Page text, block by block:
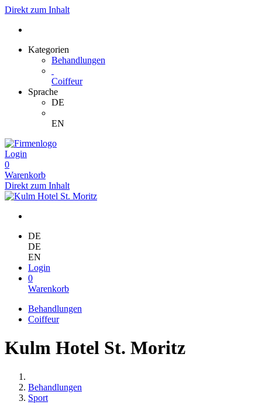
Direkt zum Inhalt
Kategorien
Behandlungen
Coiffeur
Sprache
DE
EN
Login
0
Warenkorb
Direkt zum Inhalt
DE
DE
EN
Login
0
Warenkorb
Behandlungen
Coiffeur
Kulm Hotel St. Moritz
Behandlungen
Sport